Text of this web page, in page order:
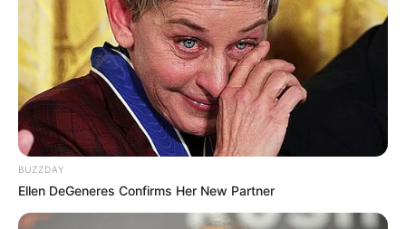
– kétharmad közelében (sőt, fölötte) áll
– és már a politikai ellenfél is elismerte a győzelmet
Ez egyértelmű jel:
Magyarország politikai térképe átrajzolódik.
Hogy pontosan hogyan?
BUZZDAY
Ellen DeGeneres Confirms Her New Partner